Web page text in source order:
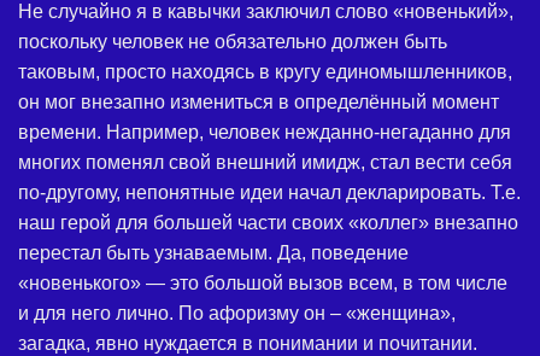
Не случайно я в кавычки заключил слово «новенький»,
поскольку человек не обязательно должен быть
таковым, просто находясь в кругу единомышленников,
он мог внезапно измениться в определённый момент
времени. Например, человек нежданно-негаданно для
многих поменял свой внешний имидж, стал вести себя
по-другому, непонятные идеи начал декларировать. Т.е.
наш герой для большей части своих «коллег» внезапно
перестал быть узнаваемым. Да, поведение
«новенького» — это большой вызов всем, в том числе
и для него лично. По афоризму он – «женщина»,
загадка, явно нуждается в понимании и почитании.